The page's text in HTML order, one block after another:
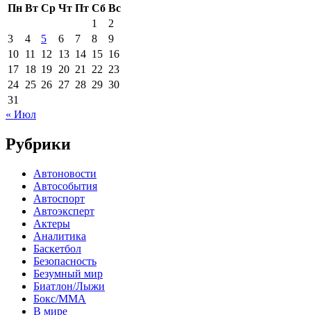
Пн Вт Ср Чт Пт Сб Вс
1
2
3
4 5 6 7 8
9
10 11 12 13 14 15 16
17 18 19 20 21 22 23
24 25 26 27 28 29 30
31
« Июл
Рубрики
Автоновости
Автособытия
Автоспорт
Автоэксперт
Актеры
Аналитика
Баскетбол
Безопасность
Безумный мир
Биатлон/Лыжи
Бокс/MMA
В мире